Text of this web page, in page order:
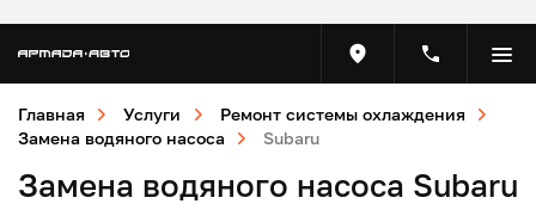
Главная Услуги
Ремонт системы охлаждения
Замена водяного насоса
Subaru
Замена водяного насоса Subaru